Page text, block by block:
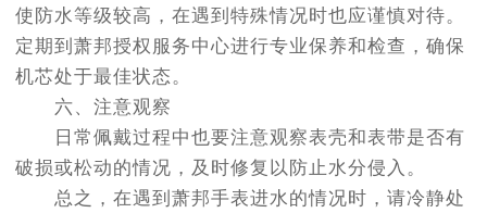
使防水等级较高，在遇到特殊情况时也应谨慎对待。
定期到萧邦授权服务中心进行专业保养和检查，确保
机芯处于最佳状态。
六、注意观察
日常佩戴过程中也要注意观察表壳和表带是否有
破损或松动的情况，及时修复以防止水分侵入。
总之，在遇到萧邦手表进水的情况时，请冷静处